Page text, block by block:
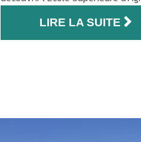
LIRE LA SUITE